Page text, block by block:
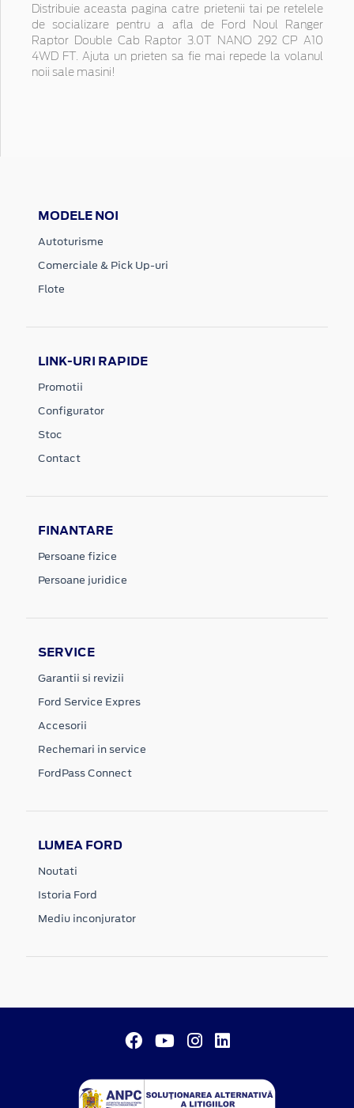
Distribuie aceasta pagina catre prietenii tai pe retelele
de socializare pentru a afla de Ford Noul Ranger
Raptor Double Cab Raptor 3.0T NANO 292 CP A10
4WD FT. Ajuta un prieten sa fie mai repede la volanul
noii sale masini!
MODELE NOI
Autoturisme
Comerciale & Pick Up-uri
Flote
LINK-URI RAPIDE
Promotii
Configurator
Stoc
Contact
FINANTARE
Persoane fizice
Persoane juridice
SERVICE
Garantii si revizii
Ford Service Expres
Accesorii
Rechemari in service
FordPass Connect
LUMEA FORD
Noutati
Istoria Ford
Mediu inconjurator